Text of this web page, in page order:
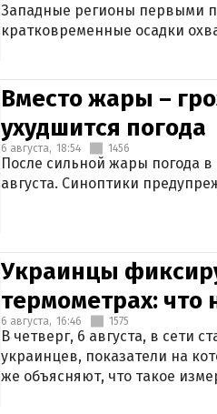
Западные регионы первыми
кратковременные осадки
Вместо жары –
ухудшится погода
6 августа, 18:54 1456
После сильной жары погода
августа. Синоптики
Украинцы
термометрах: что
6 августа, 16:46 1575
В четверг, 6 августа, в сети
украинцев, показатели на
же объясняют, что такое